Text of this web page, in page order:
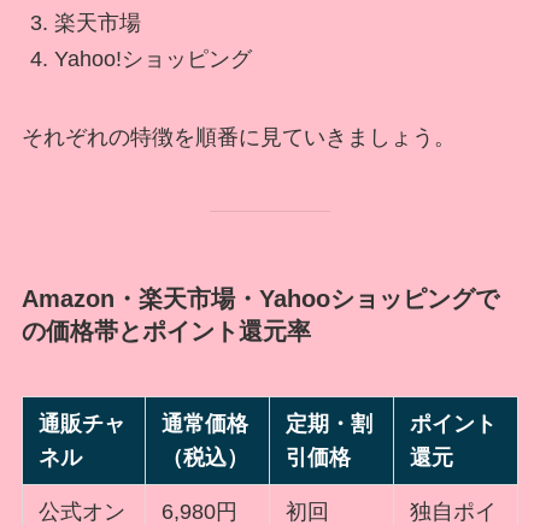
楽天市場
Yahoo!ショッピング
それぞれの特徴を順番に見ていきましょう。
Amazon・楽天市場・Yahooショッピングで
の価格帯とポイント還元率
通販チャ
ネル
通常価格
（税込）
定期・割
引価格
ポイント
還元
公式オン
6,980円
初回
独自ポイ